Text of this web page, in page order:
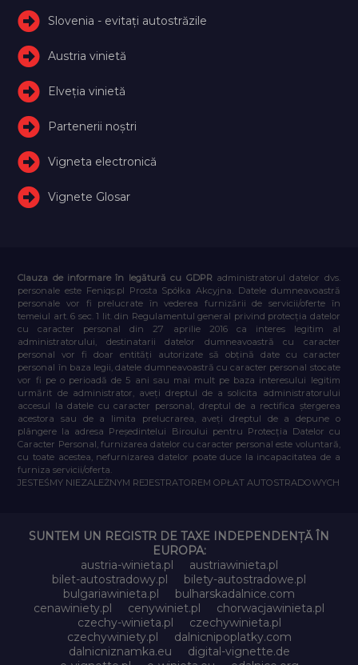
Slovenia - evitați autostrăzile
Austria vinietă
Elveţia vinietă
Partenerii noștri
Vigneta electronică
Vignete Glosar
Clauza de informare în legătură cu GDPR administratorul datelor dvs.
personale este Feniqs.pl Prosta Spółka Akcyjna. Datele dumneavoastră
personale vor fi prelucrate în vederea furnizării de servicii/oferte în
temeiul art. 6 sec. 1 lit. din Regulamentul general privind protecția datelor
cu caracter personal din 27 aprilie 2016 ca interes legitim al
administratorului, destinatarii datelor dumneavoastră cu caracter
personal vor fi doar entități autorizate să obțină date cu caracter
personal în baza legii, datele dumneavoastră cu caracter personal stocate
vor fi pe o perioadă de 5 ani sau mai mult pe baza interesului legitim
urmărit de administrator, aveți dreptul de a solicita administratorului
accesul la datele cu caracter personal, dreptul de a rectifica ștergerea
acestora sau de a limita prelucrarea, aveți dreptul de a depune o
plângere la adresa Președintelui Biroului pentru Protecția Datelor cu
Caracter Personal, furnizarea datelor cu caracter personal este voluntară,
cu toate acestea, nefurnizarea datelor poate duce la incapacitatea de a
furniza servicii/oferta.
JESTEŚMY NIEZALEŻNYM REJESTRATOREM OPŁAT AUTOSTRADOWYCH
SUNTEM UN REGISTR DE TAXE INDEPENDENȚĂ ÎN
EUROPA:
austria-winieta.pl
austriawinieta.pl
bilet-autostradowy.pl
bilety-autostradowe.pl
bulgariawinieta.pl
bulharskadalnice.com
cenawiniety.pl
cenywiniet.pl
chorwacjawinieta.pl
czechy-winieta.pl
czechywinieta.pl
czechywiniety.pl
dalnicnipoplatky.com
dalnicniznamka.eu
digital-vignette.de